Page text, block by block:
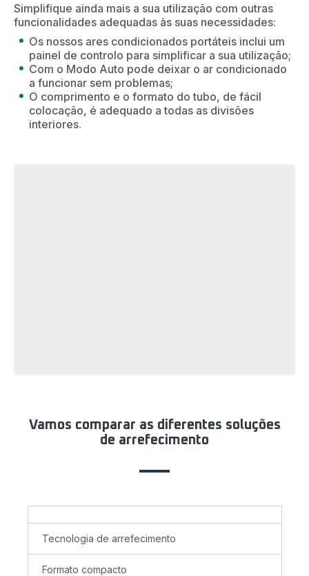
Simplifique ainda mais a sua utilização com outras
funcionalidades adequadas às suas necessidades:
Os nossos ares condicionados portáteis inclui um
painel de controlo para simplificar a sua utilização;
Com o Modo Auto pode deixar o ar condicionado
a funcionar sem problemas;
O comprimento e o formato do tubo, de fácil
colocação, é adequado a todas as divisões
interiores.
Vamos comparar as diferentes soluções
de arrefecimento
Tecnologia de arrefecimento
Formato compacto